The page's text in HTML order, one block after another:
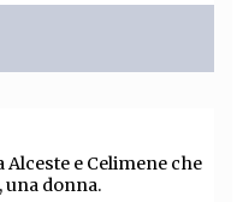
e Celimene che
una donna.